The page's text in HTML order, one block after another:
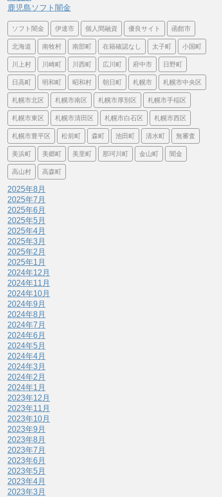
鹿児島ソフト闇金
ソフト闇金 伊達市 個人間融資 優良サイト 函館市
北海道 南牧村 南部町 在籍確認なし 太子町 小国町
川上村 川崎町 川西町 広川町 府中市 日野町
日高町 明和町 昭和村 朝日町 札幌市 札幌市中央区
札幌市北区 札幌市南区 札幌市厚別区 札幌市手稲区
札幌市東区 札幌市清田区 札幌市白石区 札幌市西区
札幌市豊平区 松前町 森町 池田町 清水町 無審査
美浜町 美郷町 美里町 那珂川町 金山町 闇金
高山村 高森町
2025年8月
2025年7月
2025年6月
2025年5月
2025年4月
2025年3月
2025年2月
2025年1月
2024年12月
2024年11月
2024年10月
2024年9月
2024年8月
2024年7月
2024年6月
2024年5月
2024年4月
2024年3月
2024年2月
2024年1月
2023年12月
2023年11月
2023年10月
2023年9月
2023年8月
2023年7月
2023年6月
2023年5月
2023年4月
2023年3月